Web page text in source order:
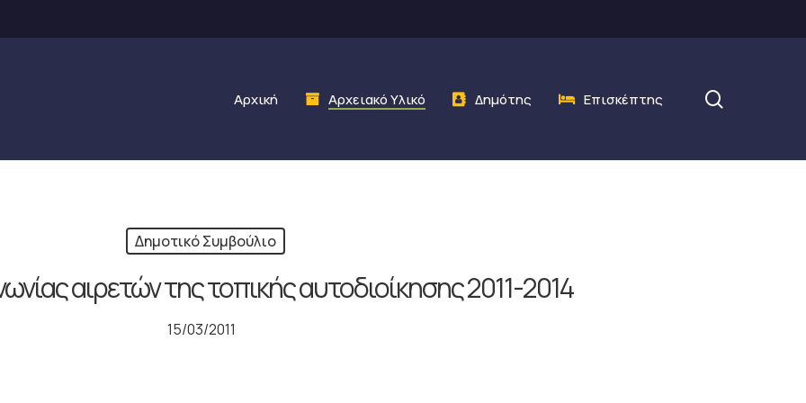
Αρχική Αρχειακό Υλικό Δημότης Επισκέπτης
Δημοτικό Συμβούλιο
αιρετών της τοπικής αυτοδιοίκησης 2011-2014
15/03/2011